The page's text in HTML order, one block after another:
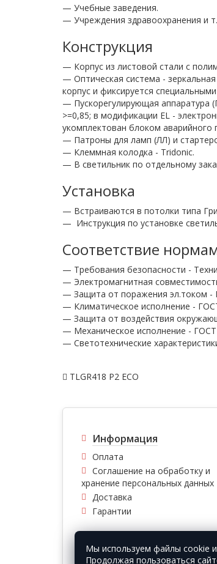
— Учебные заведения.
— Учреждения здравоохранения и
Конструкция
— Корпус из листовой стали с
— Оптическая система -
корпус и фиксируется
— Пускорегулирующая аппаратура
>=0,85; в модификации EL -
укомплектован блоком аварийного
— Патроны для ламп (ЛЛ) и
— Клеммная колодка - Tridonic.
— В светильник по отдельному
Установка
— Встраиваются в потолки типа
— Инструкция по установке
Соответствие
— Требования безопасности -
— Электромагнитная
— Защита от поражения эл.током
— Климатическое исполнение -
— Защита от воздействия
— Механическое исполнение - ГОСТ
— Светотехнические
TLGR418 P2 ECO
Информация
Оплата
Соглашение на обработку и
хранение персональных данных
Доставка
Гарантии
© Vfirma.ru 2008-2026 г. Все
Мы используем файлы cookie
Продолжая пользоваться